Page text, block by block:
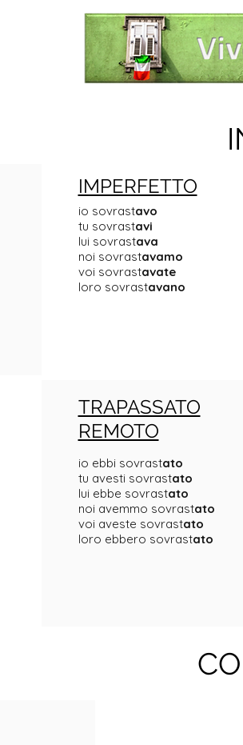
IMPERFETTO
io sovrastavo
tu sovrastavi
lui sovrastava
noi sovrastavamo
voi sovrastavate
loro sovrastavano
TRAPASSATO
REMOTO
io ebbi sovrastato
tu avesti sovrastato
lui ebbe sovrastato
noi avemmo sovrastato
voi aveste sovrastato
loro ebbero sovrastato